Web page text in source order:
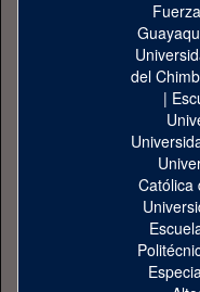
del
|
Católica